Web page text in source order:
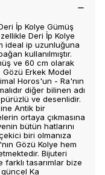
İp Kolye Gümüş
Deri İp Kolye
ideal ip uzunluğuna
kullanılmıştır.
ve 60 cm olarak
Gözü Erkek Model
Horos'un - Ra'nın
diğer bilinen adı
ve desenlidir.
Antik bir
ortaya çıkmasına
bütün hatlarını
biri olmanıza
Gözü Kolye hem
Bijuteri
tasarımlar bize
Ka